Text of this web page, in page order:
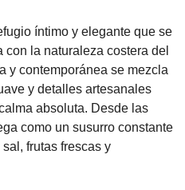
íntimo y elegante que se
la naturaleza costera del
y contemporánea se mezcla
y detalles artesanales
absoluta. Desde las
como un susurro constante
frutas frescas y